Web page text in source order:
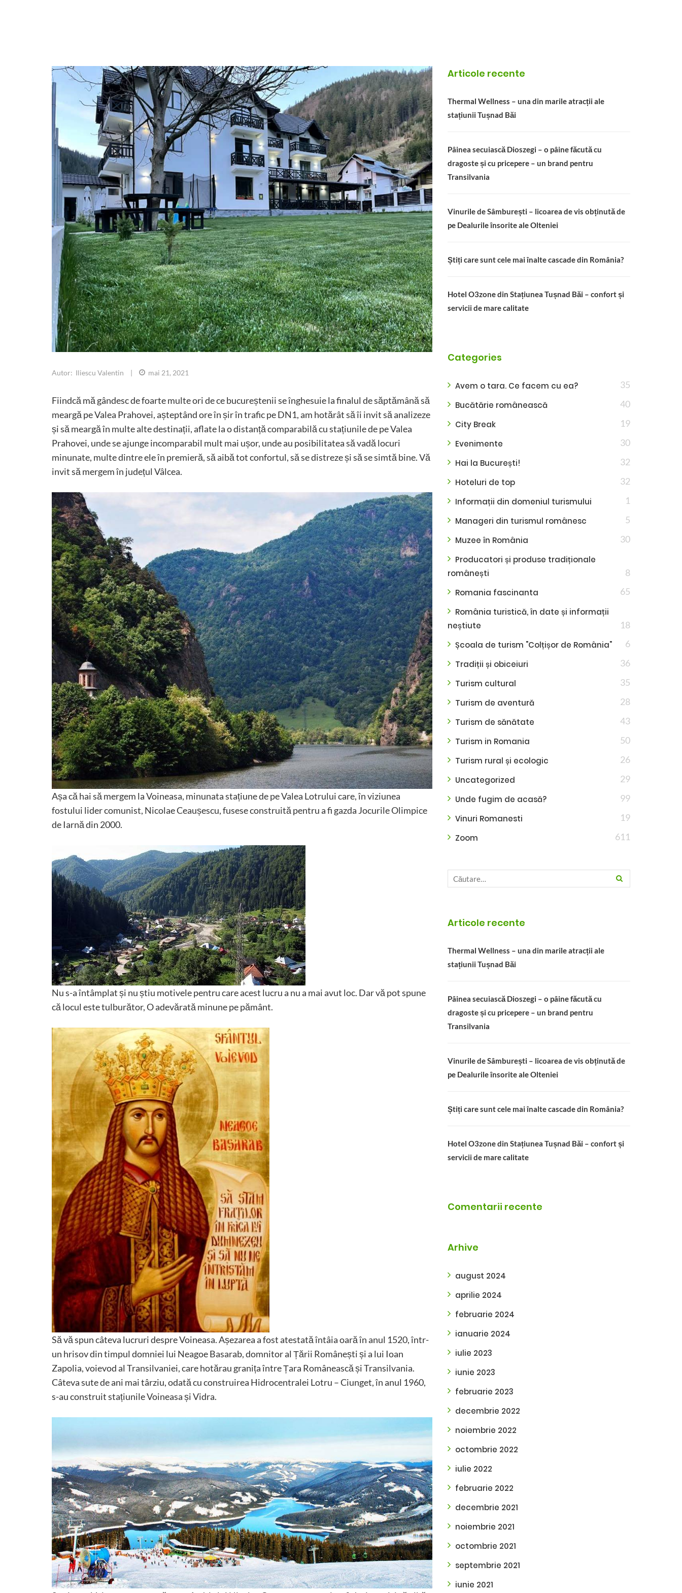
Autor: Iliescu Valentin | mai 21, 2021
Fiindcă mă gândesc de foarte multe ori de ce bucureștenii se înghesuie la finalul de săptămână să
meargă pe Valea Prahovei, așteptând ore în șir în trafic pe DN1, am hotărât să îi invit să analizeze
și să meargă în multe alte destinații, aflate la o distanță comparabilă cu stațiunile de pe Valea
Prahovei, unde se ajunge incomparabil mult mai ușor, unde au posibilitatea să vadă locuri
minunate, multe dintre ele în premieră, să aibă tot confortul, să se distreze și să se simtă bine. Vă
invit să mergem în județul Vâlcea.
Așa că hai să mergem la Voineasa, minunata stațiune de pe Valea Lotrului care, în viziunea
fostului lider comunist, Nicolae Ceaușescu, fusese construită pentru a fi gazda Jocurile Olimpice
de Iarnă din 2000.
Nu s-a întâmplat și nu știu motivele pentru care acest lucru a nu a mai avut loc. Dar vă pot spune
că locul este tulburător, O adevărată minune pe pământ.
Să vă spun câteva lucruri despre Voineasa. Așezarea a fost atestată întâia oară în anul 1520, într-
un hrisov din timpul domniei lui Neagoe Basarab, domnitor al Țării Românești și a lui Ioan
Zapolia, voievod al Transilvaniei, care hotărau granița între Țara Românească și Transilvania.
Câteva sute de ani mai târziu, odată cu construirea Hidrocentralei Lotru – Ciunget, în anul 1960,
s-au construit stațiunile Voineasa și Vidra.
Articole recente
Thermal Wellness – una din marile atracții ale
stațiunii Tușnad Băi
Pâinea secuiască Dioszegi – o pâine făcută cu
dragoste și cu pricepere – un brand pentru
Transilvania
Vinurile de Sâmburești – licoarea de vis obținută de
pe Dealurile însorite ale Olteniei
Știți care sunt cele mai înalte cascade din România?
Hotel O3zone din Stațiunea Tușnad Băi – confort și
servicii de mare calitate
Categories
Avem o tara. Ce facem cu ea? 35
Bucătărie românească 40
City Break 19
Evenimente 30
Hai la București! 32
Hoteluri de top 32
Informații din domeniul turismului 1
Manageri din turismul românesc 5
Muzee în România 30
Producatori și produse tradiționale
românești
8
Romania fascinanta 65
România turistică, în date și informații
neștiute
18
Școala de turism "Colțișor de România" 6
Tradiții și obiceiuri 36
Turism cultural 35
Turism de aventură 28
Turism de sănătate 43
Turism in Romania 50
Turism rural și ecologic 26
Uncategorized 29
Unde fugim de acasă? 99
Vinuri Romanesti 19
Zoom 611
Articole recente
Thermal Wellness – una din marile atracții ale
stațiunii Tușnad Băi
Pâinea secuiască Dioszegi – o pâine făcută cu
dragoste și cu pricepere – un brand pentru
Transilvania
Vinurile de Sâmburești – licoarea de vis obținută de
pe Dealurile însorite ale Olteniei
Știți care sunt cele mai înalte cascade din România?
Hotel O3zone din Stațiunea Tușnad Băi – confort și
servicii de mare calitate
Comentarii recente
Arhive
august 2024
aprilie 2024
februarie 2024
ianuarie 2024
iulie 2023
iunie 2023
februarie 2023
decembrie 2022
noiembrie 2022
octombrie 2022
iulie 2022
februarie 2022
decembrie 2021
noiembrie 2021
octombrie 2021
septembrie 2021
iunie 2021